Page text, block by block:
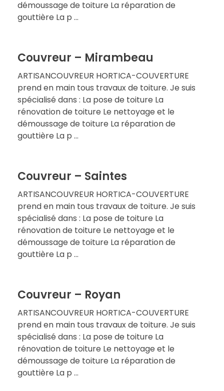
démoussage de toiture La réparation de
gouttière La p ...
Couvreur – Mirambeau
ARTISANCOUVREUR HORTICA-COUVERTURE
prend en main tous travaux de toiture. Je suis
spécialisé dans : La pose de toiture La
rénovation de toiture Le nettoyage et le
démoussage de toiture La réparation de
gouttière La p ...
Couvreur – Saintes
ARTISANCOUVREUR HORTICA-COUVERTURE
prend en main tous travaux de toiture. Je suis
spécialisé dans : La pose de toiture La
rénovation de toiture Le nettoyage et le
démoussage de toiture La réparation de
gouttière La p ...
Couvreur – Royan
ARTISANCOUVREUR HORTICA-COUVERTURE
prend en main tous travaux de toiture. Je suis
spécialisé dans : La pose de toiture La
rénovation de toiture Le nettoyage et le
démoussage de toiture La réparation de
gouttière La p ...